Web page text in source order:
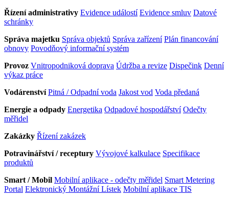
Řízení administrativy Evidence událostí Evidence smluv Datové
schránky
Správa majetku Správa objektů Správa zařízení Plán financování
obnovy Povodňový informační systém
Provoz Vnitropodniková doprava Údržba a revize Dispečink Denní
výkaz práce
Vodárenství Pitná / Odpadní voda Jakost vod Voda předaná
Energie a odpady Energetika Odpadové hospodářství Odečty
měřidel
Zakázky Řízení zakázek
Potravinářství / receptury Vývojové kalkulace Specifikace
produktů
Smart / Mobil Mobilní aplikace - odečty měřidel Smart Metering
Portal Elektronický Montážní Lístek Mobilní aplikace TIS